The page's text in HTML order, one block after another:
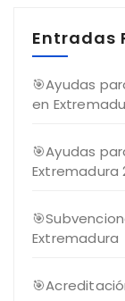
Entradas
🎯Ayudas
en
🎯Ayudas
Extremadura
Extremadura